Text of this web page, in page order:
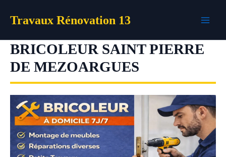
Travaux Rénovation 13
BRICOLEUR SAINT PIERRE
DE MEZOARGUES